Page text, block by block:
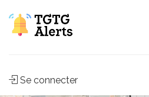
Se connecter